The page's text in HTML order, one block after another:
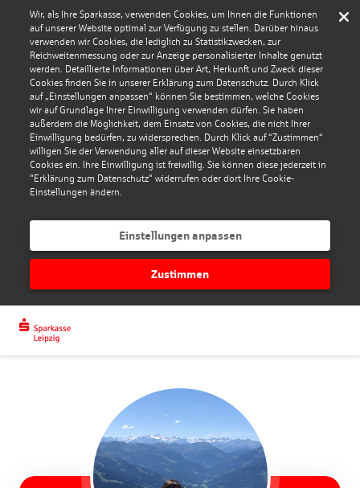
Wir, als Ihre Sparkasse, verwenden Cookies, um Ihnen die Funktionen
auf unserer Website optimal zur Verfügung zu stellen. Darüber hinaus
verwenden wir Cookies, die lediglich zu Statistikzwecken, zur
Reichweitenmessung oder zur Anzeige personalisierter Inhalte genutzt
werden. Detaillierte Informationen über Art, Herkunft und Zweck dieser
Cookies finden Sie in unserer Erklärung zum Datenschutz. Durch Klick
auf „Einstellungen anpassen“ können Sie bestimmen, welche Cookies
wir auf Grundlage Ihrer Einwilligung verwenden dürfen. Sie haben
außerdem die Möglichkeit, dem Einsatz von Cookies, die nicht Ihrer
Einwilligung bedürfen, zu widersprechen. Durch Klick auf “Zustimmen“
willigen Sie der Verwendung aller auf dieser Website einsetzbaren
Cookies ein. Ihre Einwilligung ist freiwillig. Sie können diese jederzeit in
"Erklärung zum Datenschutz" widerrufen oder dort Ihre Cookie-
Einstellungen ändern.
Einstellungen anpassen
Zustimmen